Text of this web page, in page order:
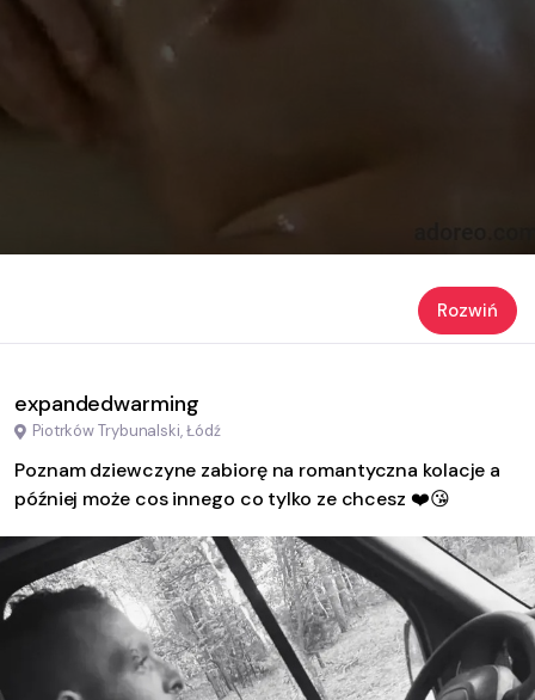
Rozwiń
expandedwarming
Piotrków Trybunalski, Łódź
Poznam dziewczyne zabiorę na romantyczna kolacje a
później może cos innego co tylko ze chcesz ❤️😘